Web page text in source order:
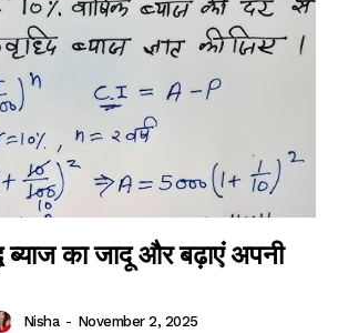
का जादू और बढ़ाएं अपनी
Nisha - November 2, 2025